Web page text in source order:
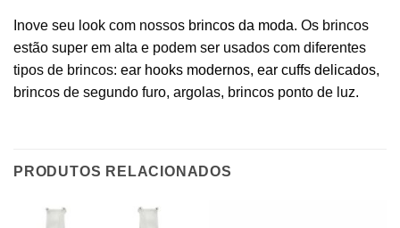
Inove seu look com nossos brincos da moda. Os brincos
estão super em alta e podem ser usados com diferentes
tipos de brincos: ear hooks modernos, ear cuffs delicados,
brincos de segundo furo, argolas, brincos ponto de luz.
PRODUTOS RELACIONADOS